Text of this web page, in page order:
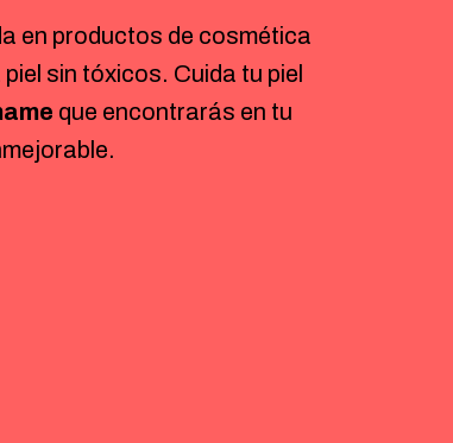
en productos de cosmética
sin tóxicos. Cuida tu piel
que encontrarás en tu